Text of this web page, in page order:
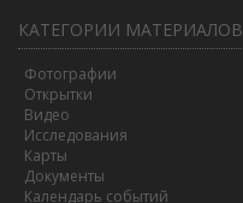
КАТЕГОРИИ МАТЕРИАЛОВ
Фотографии
Открытки
Видео
Исследования
Карты
Документы
Календарь событий